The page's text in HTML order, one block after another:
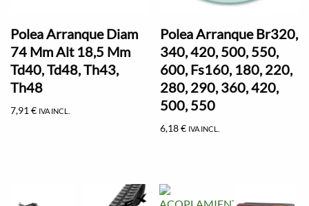
Polea Arranque Diam
74 Mm Alt 18,5 Mm
Td40, Td48, Th43,
Th48
7,91 € IVA INCL.
Polea Arranque Br320,
340, 420, 500, 550,
600, Fs160, 180, 220,
280, 290, 360, 420,
500, 550
6,18€ IVA INCL.